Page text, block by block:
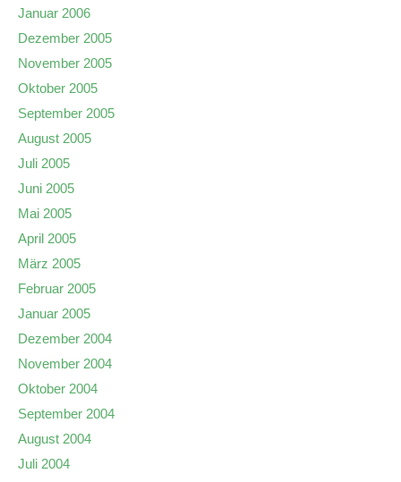
Januar 2006
Dezember 2005
November 2005
Oktober 2005
September 2005
August 2005
Juli 2005
Juni 2005
Mai 2005
April 2005
März 2005
Februar 2005
Januar 2005
Dezember 2004
November 2004
Oktober 2004
September 2004
August 2004
Juli 2004